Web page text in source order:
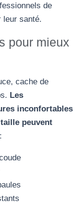
de
leur santé.
pour mieux
cache de
Les
inconfortables
peuvent
: